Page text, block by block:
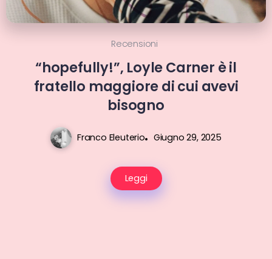
Recensioni
“hopefully!”, Loyle Carner è il
fratello maggiore di cui avevi
bisogno
Franco Eleuterio Giugno 29, 2025
Leggi